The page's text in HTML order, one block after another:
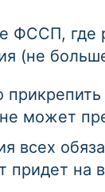
ФССП, где
(не
может
всех
придет на